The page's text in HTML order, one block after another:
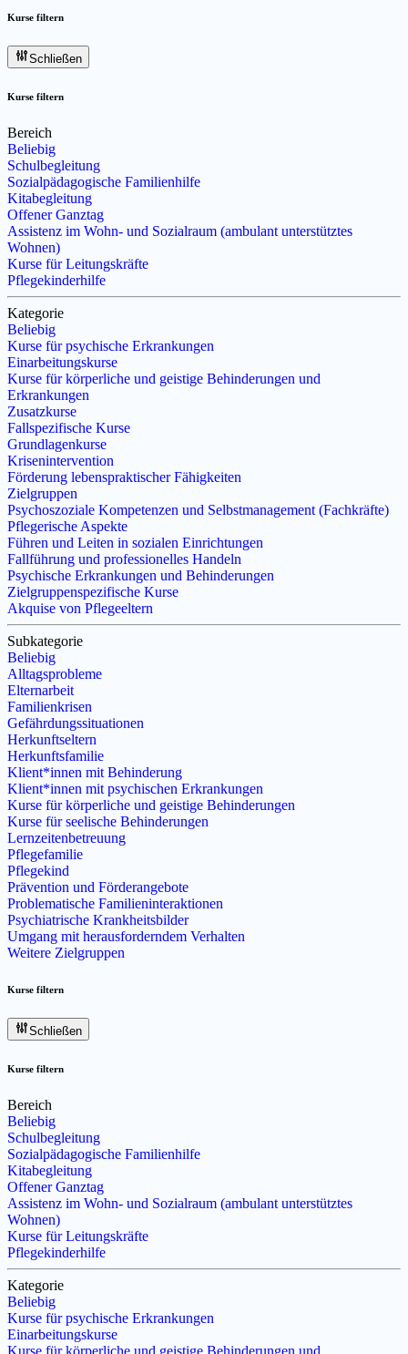
Kurse filtern
Schließen
Kurse filtern
Bereich
Beliebig
Schulbegleitung
Sozialpädagogische Familienhilfe
Kitabegleitung
Offener Ganztag
Assistenz im Wohn- und Sozialraum (ambulant unterstütztes
Wohnen)
Kurse für Leitungskräfte
Pflegekinderhilfe
Kategorie
Beliebig
Kurse für psychische Erkrankungen
Einarbeitungskurse
Kurse für körperliche und geistige Behinderungen und
Erkrankungen
Zusatzkurse
Fallspezifische Kurse
Grundlagenkurse
Krisenintervention
Förderung lebenspraktischer Fähigkeiten
Zielgruppen
Psychoszoziale Kompetenzen und Selbstmanagement (Fachkräfte)
Pflegerische Aspekte
Führen und Leiten in sozialen Einrichtungen
Fallführung und professionelles Handeln
Psychische Erkrankungen und Behinderungen
Zielgruppenspezifische Kurse
Akquise von Pflegeeltern
Subkategorie
Beliebig
Alltagsprobleme
Elternarbeit
Familienkrisen
Gefährdungssituationen
Herkunftseltern
Herkunftsfamilie
Klient*innen mit Behinderung
Klient*innen mit psychischen Erkrankungen
Kurse für körperliche und geistige Behinderungen
Kurse für seelische Behinderungen
Lernzeitenbetreuung
Pflegefamilie
Pflegekind
Prävention und Förderangebote
Problematische Familieninteraktionen
Psychiatrische Krankheitsbilder
Umgang mit herausforderndem Verhalten
Weitere Zielgruppen
Kurse filtern
Schließen
Kurse filtern
Bereich
Beliebig
Schulbegleitung
Sozialpädagogische Familienhilfe
Kitabegleitung
Offener Ganztag
Assistenz im Wohn- und Sozialraum (ambulant unterstütztes
Wohnen)
Kurse für Leitungskräfte
Pflegekinderhilfe
Kategorie
Beliebig
Kurse für psychische Erkrankungen
Einarbeitungskurse
Kurse für körperliche und geistige Behinderungen und